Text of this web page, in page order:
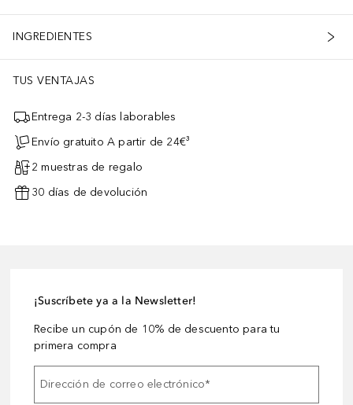
INGREDIENTES
TUS VENTAJAS
Entrega 2-3 días laborables
Envío gratuito A partir de 24€³
2 muestras de regalo
30 días de devolución
¡Suscríbete ya a la Newsletter!
Recibe un cupón de 10% de descuento para tu
primera compra
Dirección de correo electrónico*